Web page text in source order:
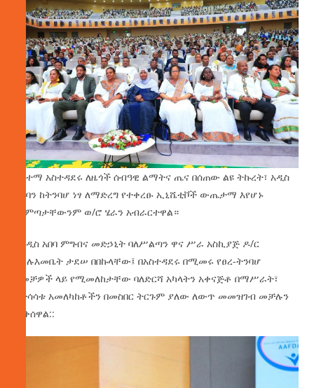
የከተማ አስተዳደሩ ለዜጎች ሰብዓዊ ልማትና ጤና በሰጠው ልዩ ትኩረት፣ አዲስ
አበባን ከትንባሆ ነፃ ለማድረግ የተቀረፁ ኢኒሼቲቮች ውጤታማ እየሆኑ
መምጣታቸውንም ወ/ሮ ሄራን አብራርተዋል።
የአዲስ አበባ ምግብና መድኃኒት ባለሥልጣን ዋና ሥራ አስኪያጅ ዶ/ር
ሙሉእመቤት ታደሠ በበኩላቸው፤ በአስተዳደሩ በሚመሩ የፀረ-ትንባሆ
ዘመቻዎች ላይ የሚመለከታቸው ባለድርሻ አካላትን አቀናጅቶ በማሥራት፣
የተሳሳቱ አመለካከቶችን በመስበር ትርጉም ያለው ለውጥ መመዝገብ መቻሉን
ጠቅሰዋል::